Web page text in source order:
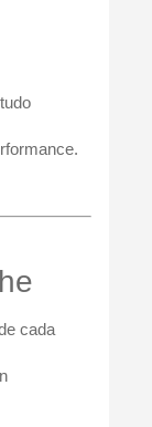
cada